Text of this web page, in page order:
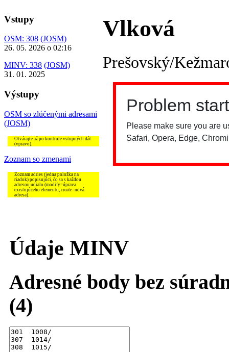
Vstupy
OSM: 308 (JOSM)
26. 05. 2026 o 02:16
MINV: 338 (JOSM)
31. 01. 2025
Výstupy
OSM so zlúčenými adresami
(JOSM)
Otvárajte až po kontrole vstupných dát
(vpravo).
Zoznam so zmenami
Zoznam adries (jedna položka na
riadok) popisujúci, čo sa s každou
adresou udialo (modify=úprava
existujúceho elementu, create=nová
adresa).
Vlková
Prešovský/
Údaje MINV
Adresné body bez
(4)